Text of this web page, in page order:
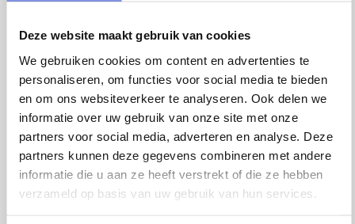
Deze website maakt gebruik van cookies
We gebruiken cookies om content en advertenties te
personaliseren, om functies voor social media te bieden
en om ons websiteverkeer te analyseren. Ook delen we
informatie over uw gebruik van onze site met onze
partners voor social media, adverteren en analyse. Deze
partners kunnen deze gegevens combineren met andere
informatie die u aan ze heeft verstrekt of die ze hebben
verzameld op basis van uw gebruik van hun services.
DUURZAAM:door voor een herbruikbare drinkfles
te kiezen, help je mee aan het tegengaan van
wegwerpplastic. Bovendien wordt er bij elke
verkoop van een Retulp Ocean Editie drinkfles
bijgedragen aan het plaatsen van Trash Barriers
met Club Kakatua. Hierdoor wordt het plastic in de
rivieren tegengehouden zodat het niet in de
oceaan terecht komt.